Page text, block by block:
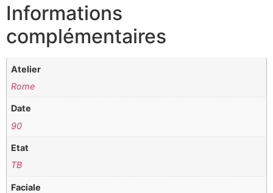
Informations
complémentaires
Atelier
Rome
Date
90
Etat
TB
Faciale